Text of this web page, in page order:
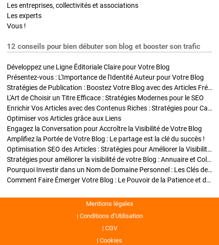
Les entreprises, collectivités et associations
Les experts
Vous !
12 conseils pour bien débuter son blog et booster son trafic
Développez une Ligne Éditoriale Claire pour Votre Blog
Présentez-vous : L'Importance de l'Identité Auteur pour Votre Blog
Stratégies de Publication : Boostez Votre Blog avec des Articles Fréquents et Exclusifs
L'Art de Choisir un Titre Efficace : Stratégies Modernes pour le SEO
Enrichir Vos Articles avec des Contenus Riches : Stratégies pour Captiver et Optimiser
Optimiser vos Articles grâce aux Liens
Engagez la Conversation pour Accroître la Visibilité de Votre Blog
Amplifiez la Portée de Votre Blog : Le partage est la clé du succès !
Optimisation SEO des Articles : Stratégies pour Améliorer la Visibilité de Votre Blog
Stratégies pour améliorer la visibilité de votre Blog : Annuaire et Collaborations
Pourquoi Investir dans un Nom de Domaine Personnel : Les Clés de la Réussite de Votre Blog
Comment Faire Émerger Votre Blog : Le Pouvoir de la Patience et de la Persévérance
Mentions légales
Conditions d’Utilisation
CGV
Cookies